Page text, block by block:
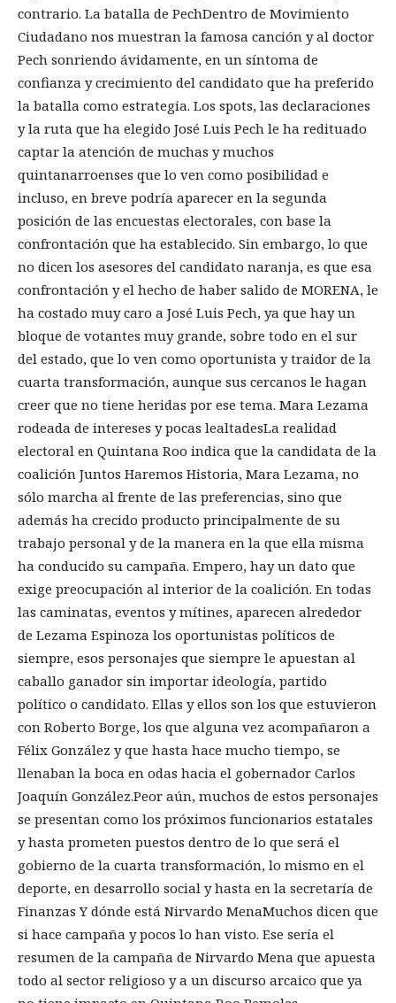
contrario. La batalla de PechDentro de Movimiento
Ciudadano nos muestran la famosa canción y al doctor
Pech sonriendo ávidamente, en un síntoma de
confianza y crecimiento del candidato que ha preferido
la batalla como estrategia. Los spots, las declaraciones
y la ruta que ha elegido José Luis Pech le ha redituado
captar la atención de muchas y muchos
quintanarroenses que lo ven como posibilidad e
incluso, en breve podría aparecer en la segunda
posición de las encuestas electorales, con base la
confrontación que ha establecido. Sin embargo, lo que
no dicen los asesores del candidato naranja, es que esa
confrontación y el hecho de haber salido de MORENA, le
ha costado muy caro a José Luis Pech, ya que hay un
bloque de votantes muy grande, sobre todo en el sur
del estado, que lo ven como oportunista y traidor de la
cuarta transformación, aunque sus cercanos le hagan
creer que no tiene heridas por ese tema. Mara Lezama
rodeada de intereses y pocas lealtadesLa realidad
electoral en Quintana Roo indica que la candidata de la
coalición Juntos Haremos Historia, Mara Lezama, no
sólo marcha al frente de las preferencias, sino que
además ha crecido producto principalmente de su
trabajo personal y de la manera en la que ella misma
ha conducido su campaña. Empero, hay un dato que
exige preocupación al interior de la coalición. En todas
las caminatas, eventos y mítines, aparecen alrededor
de Lezama Espinoza los oportunistas políticos de
siempre, esos personajes que siempre le apuestan al
caballo ganador sin importar ideología, partido
político o candidato. Ellas y ellos son los que estuvieron
con Roberto Borge, los que alguna vez acompañaron a
Félix González y que hasta hace mucho tiempo, se
llenaban la boca en odas hacia el gobernador Carlos
Joaquín González.Peor aún, muchos de estos personajes
se presentan como los próximos funcionarios estatales
y hasta prometen puestos dentro de lo que será el
gobierno de la cuarta transformación, lo mismo en el
deporte, en desarrollo social y hasta en la secretaría de
Finanzas Y dónde está Nirvardo MenaMuchos dicen que
si hace campaña y pocos lo han visto. Ese sería el
resumen de la campaña de Nirvardo Mena que apuesta
todo al sector religioso y a un discurso arcaico que ya